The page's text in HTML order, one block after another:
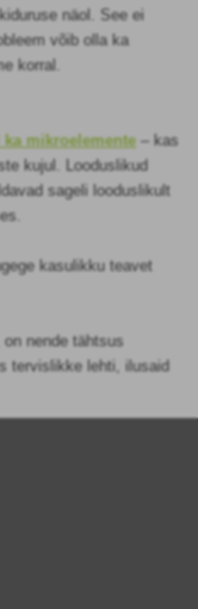
näol. See ei
võib olla ka
korral.
mikroelemente – kas
kujul. Looduslikud
sageli looduslikult
kasulikku teavet
on nende tähtsus
tervislikke lehti, ilusaid